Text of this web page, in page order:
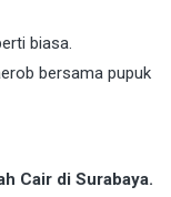
biasa.
bersama pupuk
Cair di Surabaya.